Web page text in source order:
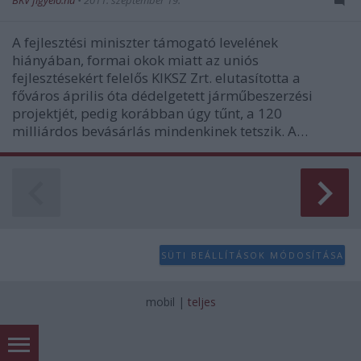
A fejlesztési miniszter támogató levelének
hiányában, formai okok miatt az uniós
fejlesztésekért felelős KIKSZ Zrt. elutasította a
főváros április óta dédelgetett járműbeszerzési
projektjét, pedig korábban úgy tűnt, a 120
milliárdos bevásárlás mindenkinek tetszik. A…
SÜTI BEÁLLÍTÁSOK MÓDOSÍTÁSA
mobil | teljes